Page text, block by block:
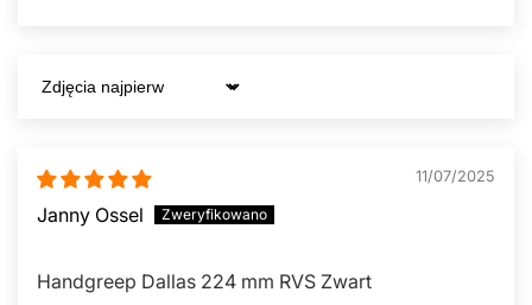
Sort by
11/07/2025
Janny Ossel
Handgreep Dallas 224 mm RVS Zwart